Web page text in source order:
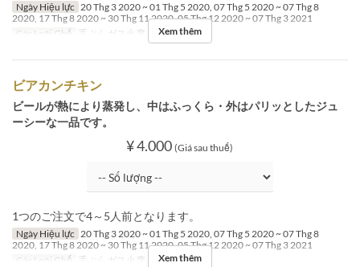
Ngày Hiệu lực 20 Thg 3 2020 ~ 01 Thg 5 2020, 07 Thg 5 2020 ~ 07 Thg 8
2020, 17 Thg 8 2020 ~ 30 Thg 11 2020, 05 Thg 12 2020 ~ 07 Thg 3 2021
Các Loại Ghế
手ぶらガス火席 Xem thêm
ビアカンチキン
ビールが熱により蒸発し、中はふっくら・外はパリッとしたジュ
ーシーな一品です。
¥ 4.000 (Giá sau thuế)
1つのご注文で4～5人前となります。
Ngày Hiệu lực 20 Thg 3 2020 ~ 01 Thg 5 2020, 07 Thg 5 2020 ~ 07 Thg 8
2020, 17 Thg 8 2020 ~ 30 Thg 11 2020, 05 Thg 12 2020 ~ 07 Thg 3 2021
Các Loại Ghế
手ぶらガス火席 Xem thêm